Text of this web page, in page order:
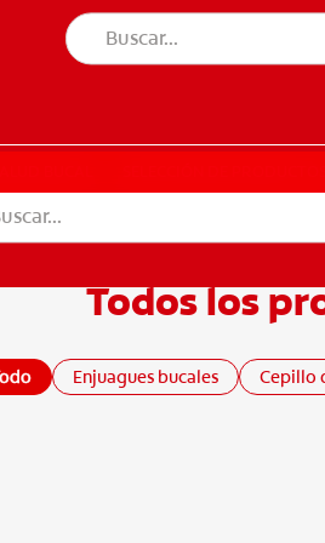
BUCAL
Todos los
Enjuagues bucales Cepillo